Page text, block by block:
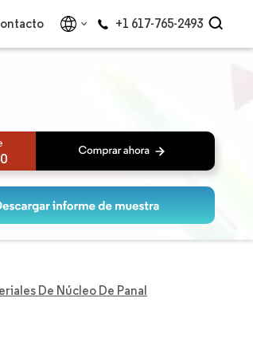
+1 617-765-2493
De Núcleo De Panal